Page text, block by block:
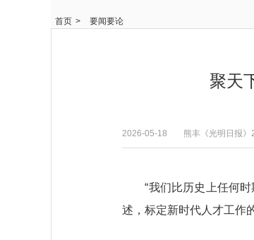
首页 > 要闻要论
聚天
2026-05-18 熊丰《光明日报》
“我们比历史上任何时
述，标定新时代人才工作